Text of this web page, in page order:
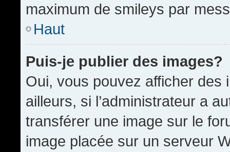
maximum de smileys par
Haut
Puis-je publier des images?
Oui, vous pouvez afficher
ailleurs, si l’administrateur a
transférer une image sur le
image placée sur un serveur